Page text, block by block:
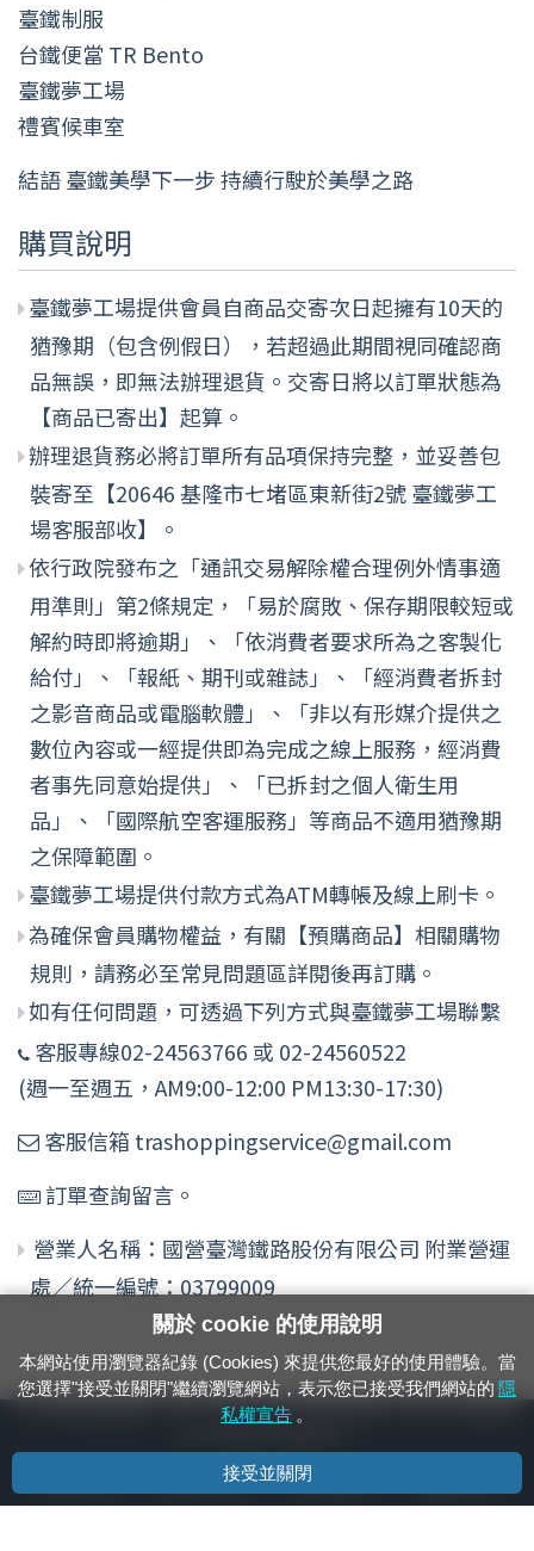
臺鐵制服
台鐵便當 TR Bento
臺鐵夢工場
禮賓候車室
結語 臺鐵美學下一步 持續行駛於美學之路
購買說明
臺鐵夢工場提供會員自商品交寄次日起擁有10天的
猶豫期（包含例假日），若超過此期間視同確認商
品無誤，即無法辦理退貨。交寄日將以訂單狀態為
【商品已寄出】起算。
辦理退貨務必將訂單所有品項保持完整，並妥善包
裝寄至【20646 基隆市七堵區東新街2號 臺鐵夢工
場客服部收】。
依行政院發布之「通訊交易解除權合理例外情事適
用準則」第2條規定，「易於腐敗、保存期限較短或
解約時即將逾期」、「依消費者要求所為之客製化
給付」、「報紙、期刊或雜誌」、「經消費者拆封
之影音商品或電腦軟體」、「非以有形媒介提供之
數位內容或一經提供即為完成之線上服務，經消費
者事先同意始提供」、「已拆封之個人衛生用
品」、「國際航空客運服務」等商品不適用猶豫期
之保障範圍。
臺鐵夢工場提供付款方式為ATM轉帳及線上刷卡。
為確保會員購物權益，有關【預購商品】相關購物
規則，請務必至常見問題區詳閱後再訂購。
如有任何問題，可透過下列方式與臺鐵夢工場聯繫
客服專線02-24563766 或 02-24560522
(週一至週五，AM9:00-12:00 PM13:30-17:30)
客服信箱 trashoppingservice@gmail.com
訂單查詢留言。
營業人名稱：國營臺灣鐵路股份有限公司 附業營運
處／統一編號：03799009
24小時緊急通報電話：1933（市話、手機，僅限發現軌道、平交道、橋樑及隧
資通安全政策 著作權聲明
關於 cookie 的使用說明
本網站使用瀏覽器紀錄 (Cookies) 來提供您最好的使用體驗。當
您選擇"接受並關閉"繼續瀏覽網站，表示您已接受我們網站的 隱
私權宣告 。
接受並關閉